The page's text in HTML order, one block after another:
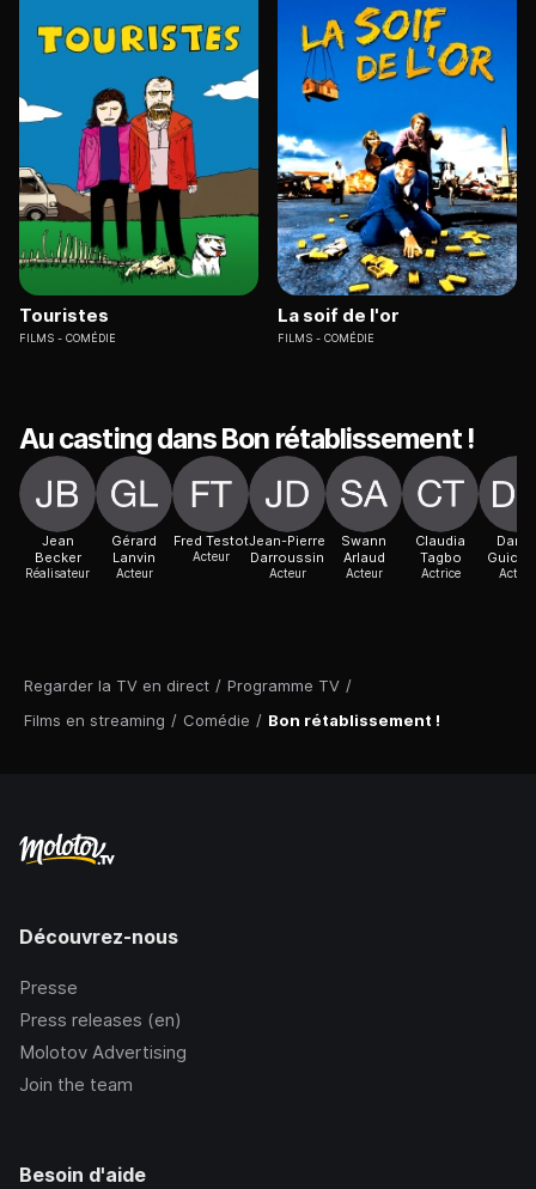
Regarder la TV en direct / Programme TV /
Films en streaming / Comédie / Bon rétablissement !
Touristes
FILMS COMÉDIE
La soif de l'or
FILMS COMÉDIE
Au casting dans Bon rétablissement !
Jean
Becker
Réalisateur
Gérard
Lanvin
Acteur
Fred Testot
Acteur
Jean-Pierre
Darroussin
Acteur
Swann
Arlaud
Acteur
Claudia
Tagbo
Actrice Acteur
Découvrez-nous
Presse
Press releases (en)
Molotov Advertising
Join the team
Besoin d'aide